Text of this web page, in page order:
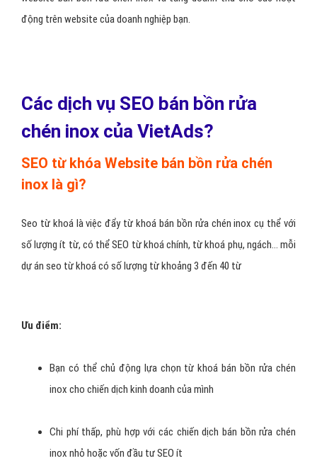
động trên website của doanh nghiệp bạn.
Các dịch vụ SEO bán bồn rửa
chén inox của VietAds?
SEO từ khóa Website bán bồn rửa chén
inox là gì?
Seo từ khoá là việc đẩy từ khoá bán bồn rửa chén inox cụ thể với
số lượng ít từ, có thể SEO từ khoá chính, từ khoá phụ, ngách… mỗi
dự án seo từ khoá có số lượng từ khoảng 3 đến 40 từ
Ưu điểm:
Bạn có thể chủ động lựa chọn từ khoá bán bồn rửa chén
inox cho chiến dịch kinh doanh của mình
Chi phí thấp, phù hợp với các chiến dịch bán bồn rửa chén
inox nhỏ hoặc vốn đầu tư SEO ít